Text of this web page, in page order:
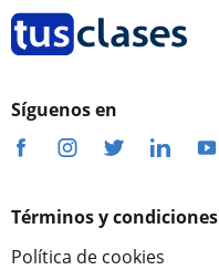
Síguenos en
Términos y condiciones
Política de cookies